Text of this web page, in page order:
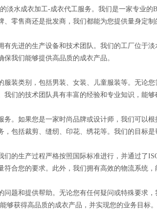
淡水成衣加工-成衣代工服务。我们是一家专业
零售商还是批发商，我们都能为您提供量身定制
有先进的生产设备和技术团队。我们的工厂位于
我们能够提供高品质的成衣产品。
服装类别，包括男装、女装、儿童服装等。无论
们的技术团队具有丰富的经验和专业知识，能够
务。如果您是一家时尚品牌或设计师，我们可以
包括裁剪、缝纫、印花、绣花等。我们的目标
的生产过程严格按照国际标准进行，并通过了
合您的要求。此外，我们拥有高效的物流系统，
问题和提供帮助。无论您有任何疑问或特殊要求
够获得高品质的成衣产品，并实现您的业务目标。